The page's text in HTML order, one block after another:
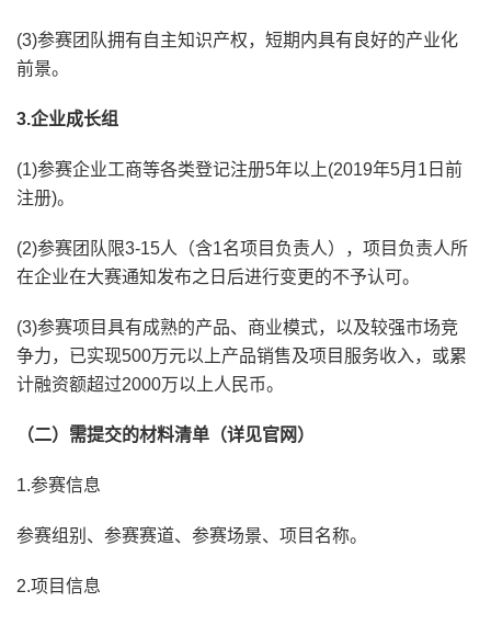
(3)参赛团队拥有自主知识产权，短期内具有良好的产业化
前景。
3.企业成长组
(1)参赛企业工商等各类登记注册5年以上(2019年5月1日前
注册)。
(2)参赛团队限3-15人（含1名项目负责人），项目负责人所
在企业在大赛通知发布之日后进行变更的不予认可。
(3)参赛项目具有成熟的产品、商业模式，以及较强市场竞
争力，已实现500万元以上产品销售及项目服务收入，或累
计融资额超过2000万以上人民币。
（二）需提交的材料清单（详见官网）
1.参赛信息
参赛组别、参赛赛道、参赛场景、项目名称。
2.项目信息